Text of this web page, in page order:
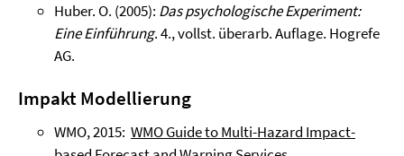
Huber. O. (2005): Das psychologische Experiment:
Eine Einführung. 4., vollst. überarb. Auflage. Hogrefe
AG.
Impakt Modellierung
WMO, 2015: WMO Guide to Multi-Hazard Impact-